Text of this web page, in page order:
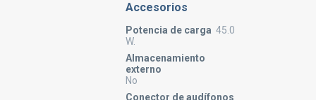
Accesorios
Potencia de carga 45.0
W.
Almacenamiento
externo
No
Conector de audífonos